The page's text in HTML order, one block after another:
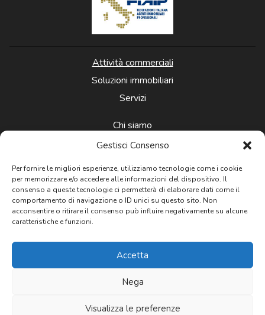
Gestisci Consenso
Per fornire le migliori esperienze, utilizziamo tecnologie come i cookie
per memorizzare e/o accedere alle informazioni del dispositivo. Il
consenso a queste tecnologie ci permetterà di elaborare dati come il
comportamento di navigazione o ID unici su questo sito. Non
acconsentire o ritirare il consenso può influire negativamente su alcune
caratteristiche e funzioni.
Accetta
Nega
Visualizza le preferenze
Attività commerciali
Soluzioni immobiliari
Servizi
Chi siamo
News
Newsletter